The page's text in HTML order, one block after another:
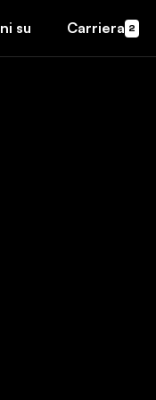
su Carriera 2